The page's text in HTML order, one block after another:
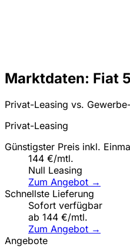
Marktdaten: Fiat
Privat-Leasing vs.
Privat-Leasing
Günstigster Preis inkl.
144 €/mtl.
Null Leasing
Zum Angebot →
Schnellste Lieferung
Sofort verfügbar
ab 144 €/mtl.
Zum Angebot →
Angebote